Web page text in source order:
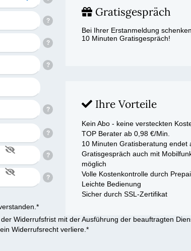
Gratisgespräch
Bei Ihrer Erstanmeldung
10 Minuten Gratisgespräch!
Ihre Vorteile
Kein Abo - keine versteckten
TOP Berater ab 0,98 €/Min.
10 Minuten Gratisberatung endet
Gratisgespräch auch mit
möglich
Volle Kostenkontrolle durch
Leichte Bedienung
Sicher durch SSL-Zertifikat
Widerrufsfrist mit der Ausführung der beauftragten
Widerrufsrecht verliere.*